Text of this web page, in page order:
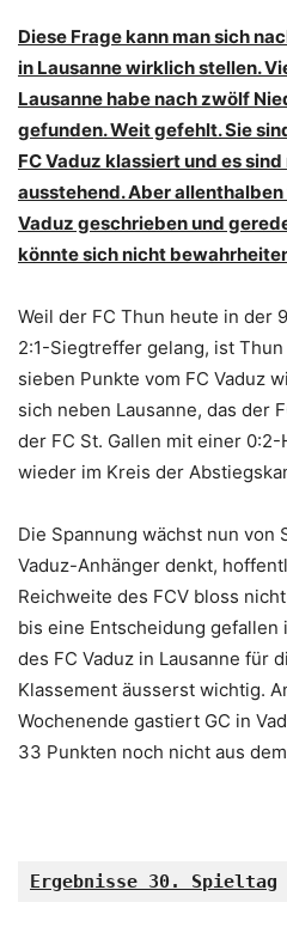
Diese Frage kann man sich
in Lausanne wirklich stellen.
Lausanne habe nach zwölf
gefunden.Weit gefehlt. Sie
FC Vaduz klassiert und es
ausstehend. Aber
Vaduz geschrieben und
könnte sich nicht
Weil der FC Thun heute in der
2:1-Siegtreffer gelang, ist
sieben Punkte vom FC Vaduz
sich neben Lausanne, das der
der FC St. Gallen mit einer
wieder im Kreis der
Die Spannung wächst nun von
Vaduz-Anhänger denkt,
Reichweite des FCV bloss
bis eine Entscheidung
des FC Vaduz in Lausanne für
Klassement äusserst wichtig.
Wochenende gastiert GC in
33 Punkten noch nicht aus
Ergebnisse 30. Spieltag